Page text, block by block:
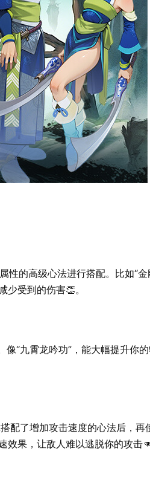
的高级心法进行搭配。比如“
受到的伤害👏。
“九霄龙吟功”，能大幅提升你
了增加攻击速度的心法后，
果，让敌人难以逃脱你的攻击👊